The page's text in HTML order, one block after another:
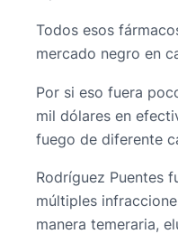
Todos esos
mercado negro en
Por si eso fuera
mil dólares en
fuego de diferente
Rodríguez Puentes
múltiples
manera temeraria,